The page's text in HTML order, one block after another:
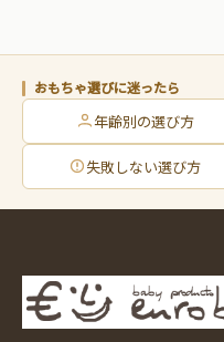
おもちゃ選びに迷ったら
年齢別の選び方
失敗しない選び方